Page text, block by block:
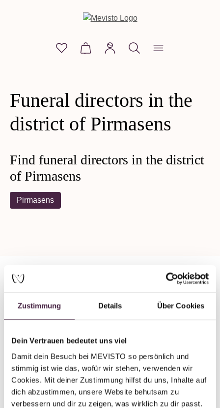
Zustimmung Details Über Cookies
Dein Vertrauen bedeutet uns viel
Damit dein Besuch bei MEVISTO so persönlich und
stimmig ist wie das, wofür wir stehen, verwenden wir
Cookies. Mit deiner Zustimmung hilfst du uns, Inhalte auf
dich abzustimmen, unsere Website behutsam zu
verbessern und dir zu zeigen, was wirklich zu dir passt.
You have 0 wishlist items
Shopping cart contains 0 items.
Funeral directors in the
district of Pirmasens
Find funeral directors in the district
of Pirmasens
Pirmasens
Human burial
Freidhofstraße 16
66953 Pirmasens
Germany
Send mail